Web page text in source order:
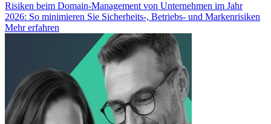
Risiken beim Domain-Management von Unternehmen im Jahr
2026: So minimieren Sie Sicherheits-, Betriebs- und Markenrisiken
Mehr erfahren